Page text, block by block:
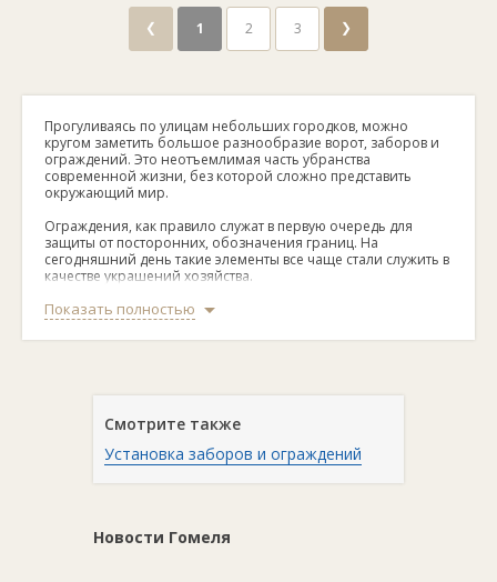
❮ 1 2 3 ❯
Прогуливаясь по улицам небольших городков, можно
кругом заметить большое разнообразие ворот, заборов и
ограждений. Это неотъемлимая часть убранства
современной жизни, без которой сложно представить
окружающий мир.
Ограждения, как правило служат в первую очередь для
защиты от посторонних, обозначения границ. На
сегодняшний день такие элементы все чаще стали служить в
качестве украшений хозяйства.
Забооры могут быть изготовлены из металла или
древесины. Бывают и кирпичные, и бетонные виды
ограждений. Последние в основном используют для
аккуратные заборчики и прочее.
У нас в каталоге можно выбрать самые разные ворота,
контактные данные продавца будут указаны в описании.
Показать полностью
Смотрите также
Установка заборов и ограждений
Новости Гомеля